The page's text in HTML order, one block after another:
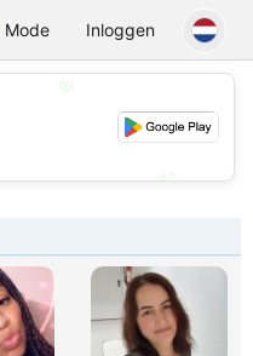
Dating
Mode Inloggen